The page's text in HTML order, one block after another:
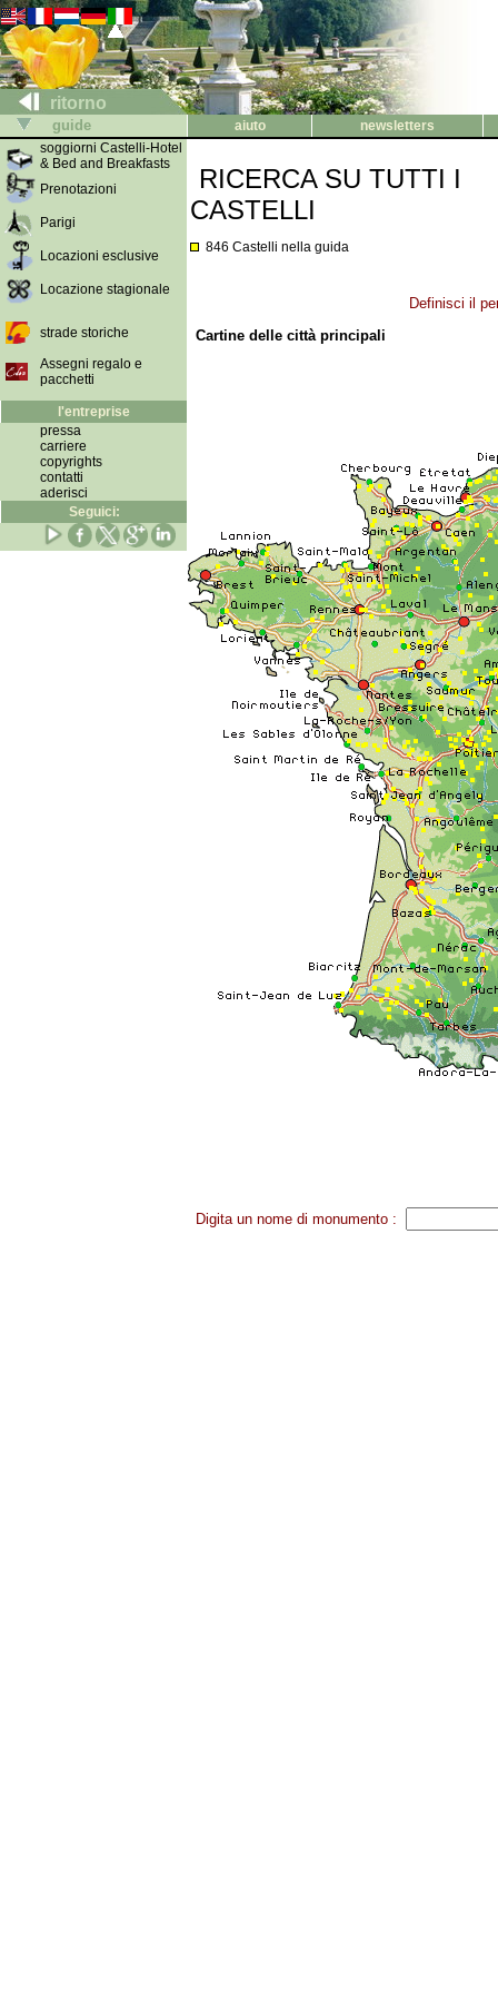
ritorno
guide aiuto
newsletters
soggiorni Castelli-Hotel
& Bed and Breakfasts
Prenotazioni
Parigi
Locazioni esclusive
Locazione stagionale
strade storiche
Assegni regalo e
pacchetti
l'entreprise
pressa
carriere
copyrights
contatti
aderisci
Seguici:
RICERCA SU TUTTI I
CASTELLI
846 Castelli nella guida
Definisci il
Cartine delle città principali
Digita un nome di monumento :